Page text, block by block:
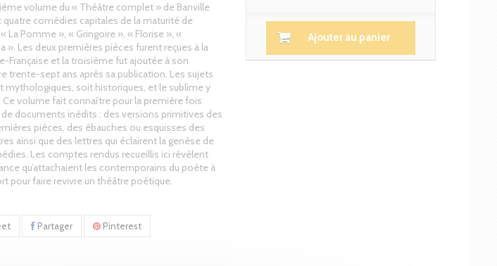
volume du « Théâtre complet » de Banville
comédies capitales de la maturité de
« La Pomme », « Gringoire », « Florise », «
». Les deux premières pièces furent reçues à la
Française et la troisième fut ajoutée à son
trente-sept ans après sa publication. Les sujets
mythologiques, soit historiques, et le sublime y
volume fait connaître pour la première fois
documents inédits : des versions primitives des
pièces, des ébauches ou esquisses des
ainsi que des lettres qui éclairent la genèse de
Les comptes rendus recueillis ici révèlent
qu’attachaient les contemporains du poète à
pour faire revivre un théâtre poétique.
Partager Pinterest
Ajouter au panier